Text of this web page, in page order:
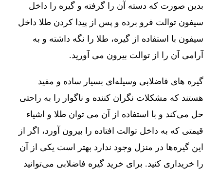
بدین صورت که دسته آن را گرفته و گیره را داخل
سیفون توالت فرو برده و پس از پیدا کردن طلا داخل
سیفون با استفاده از گیره، طلا را نگه داشته و به
آرامی آن را از توالت بیرون می آورید.
گیره های فاضلابی وسیله‌ای بسیار ساده و مفید
هستند که مشکلات نگران کننده و ناگوار را به راحتی
حل می‌کند و با استفاده از آن می توان طلا و اشیاء
قیمتی که به داخل توالت افتاده را بیرون آورد، اگر از
این گیره‌ها در منزل وجود ندارد بهتر است یکی از آن
را خریداری کنید. برای خرید گیره فاضلابی می‌توانید